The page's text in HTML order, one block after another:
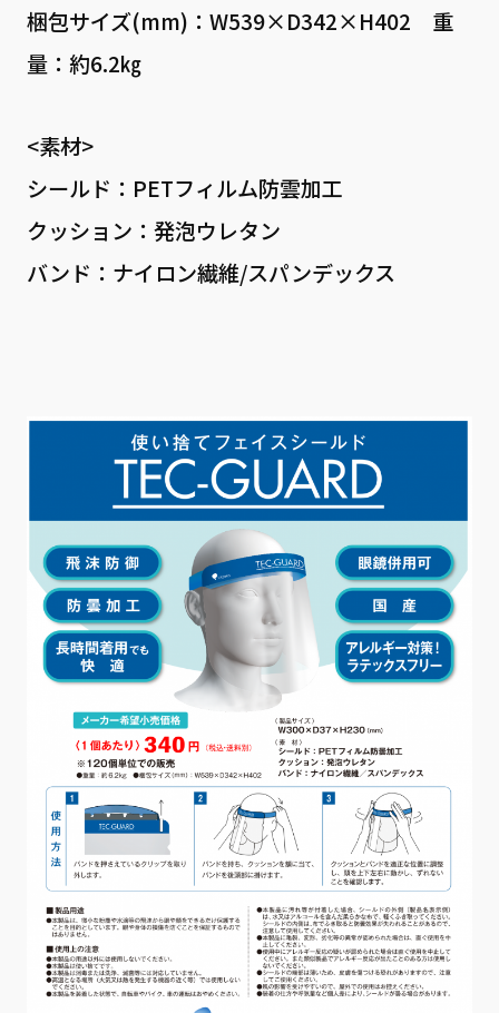
梱包サイズ(mm)：W539×D342×H402 重
量：約6.2㎏
<素材>
シールド：PETフィルム防雲加工
クッション：発泡ウレタン
バンド：ナイロン繊維/スパンデックス